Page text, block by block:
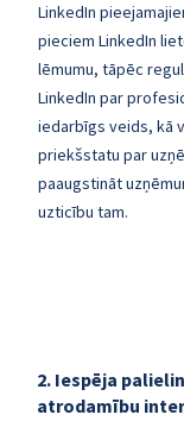
LinkedIn
pieciem LinkedIn
lēmumu, tāpēc
LinkedIn par
iedarbīgs veids, kā
priekšstatu par
paaugstināt
uzticību tam.
2. Iespēja
atrodamību